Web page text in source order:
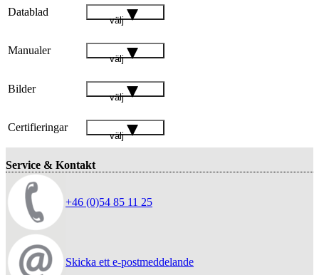
Datablad
välj
Manualer
välj
Bilder
välj
Certifieringar
välj
Service & Kontakt
+46 (0)54 85 11 25
Skicka ett e-postmeddelande